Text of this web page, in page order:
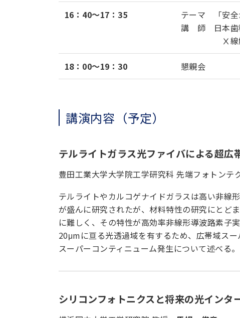
16：40～17：35
テーマ 「安全
講 師 日本歯
Ⅹ線解析
18：00～19：30 懇親会
講演内容（予定）
テルライトガラス光ファイバによる超広
豊田工業大学大学院工学研究科 先端フォトン
テルライトやカルコゲナイドガラスは高い非線
が盛んに研究されたが、材料特性の研究にとど
に難しく、その特性が高効率非線形導波路素
20μmに亘る光透過域を有するため、広帯域ス
スーパーコンティニューム発生について述べる。
シリコンフォトニクスと将来の光インタ